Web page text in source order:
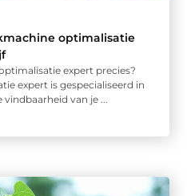
optimalisatie
expert precies?
expert is gespecialiseerd in
van je ...